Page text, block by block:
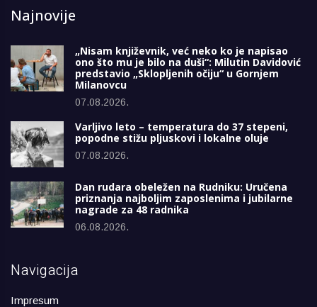
Najnovije
„Nisam književnik, već neko ko je napisao
ono što mu je bilo na duši“: Milutin Davidović
predstavio „Sklopljenih očiju“ u Gornjem
Milanovcu
07.08.2026.
Varljivo leto – temperatura do 37 stepeni,
popodne stižu pljuskovi i lokalne oluje
07.08.2026.
Dan rudara obeležen na Rudniku: Uručena
priznanja najboljim zaposlenima i jubilarne
nagrade za 48 radnika
06.08.2026.
Navigacija
Impresum